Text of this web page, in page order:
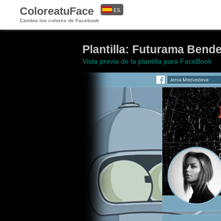
ColoreatuFace
Cambia los colores de Facebook
ES
Plantilla: Futurama
Vista previa de la plantilla para FaceBook